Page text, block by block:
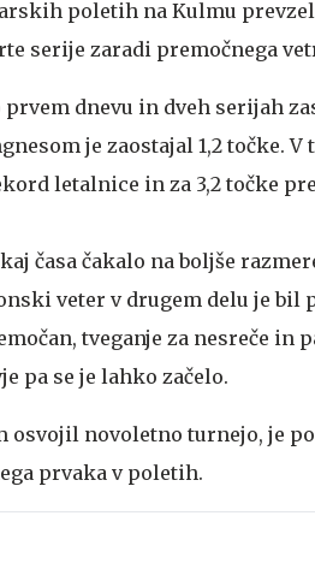
poletih na Kulmu
serije zaradi premočnega
dnevu in dveh serijah
je zaostajal 1,2 točke.
letalnice in za 3,2 točke
časa čakalo na boljše
veter v drugem delu je bil
tveganje za nesreče in
pa se je lahko začelo.
osvojil novoletno turnejo, je
prvaka v poletih.